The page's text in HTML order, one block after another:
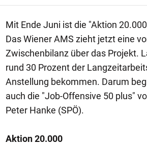
Mit Ende Juni ist die "Aktion
Das Wiener AMS zieht jetzt eine
Zwischenbilanz über das Projekt.
rund 30 Prozent der
Anstellung bekommen. Darum
auch die "Job-Offensive 50 plus"
Peter Hanke (SPÖ).
Aktion 20.000